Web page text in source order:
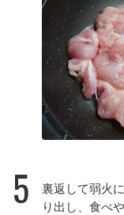
5
裏返して弱火
り出し、食べ